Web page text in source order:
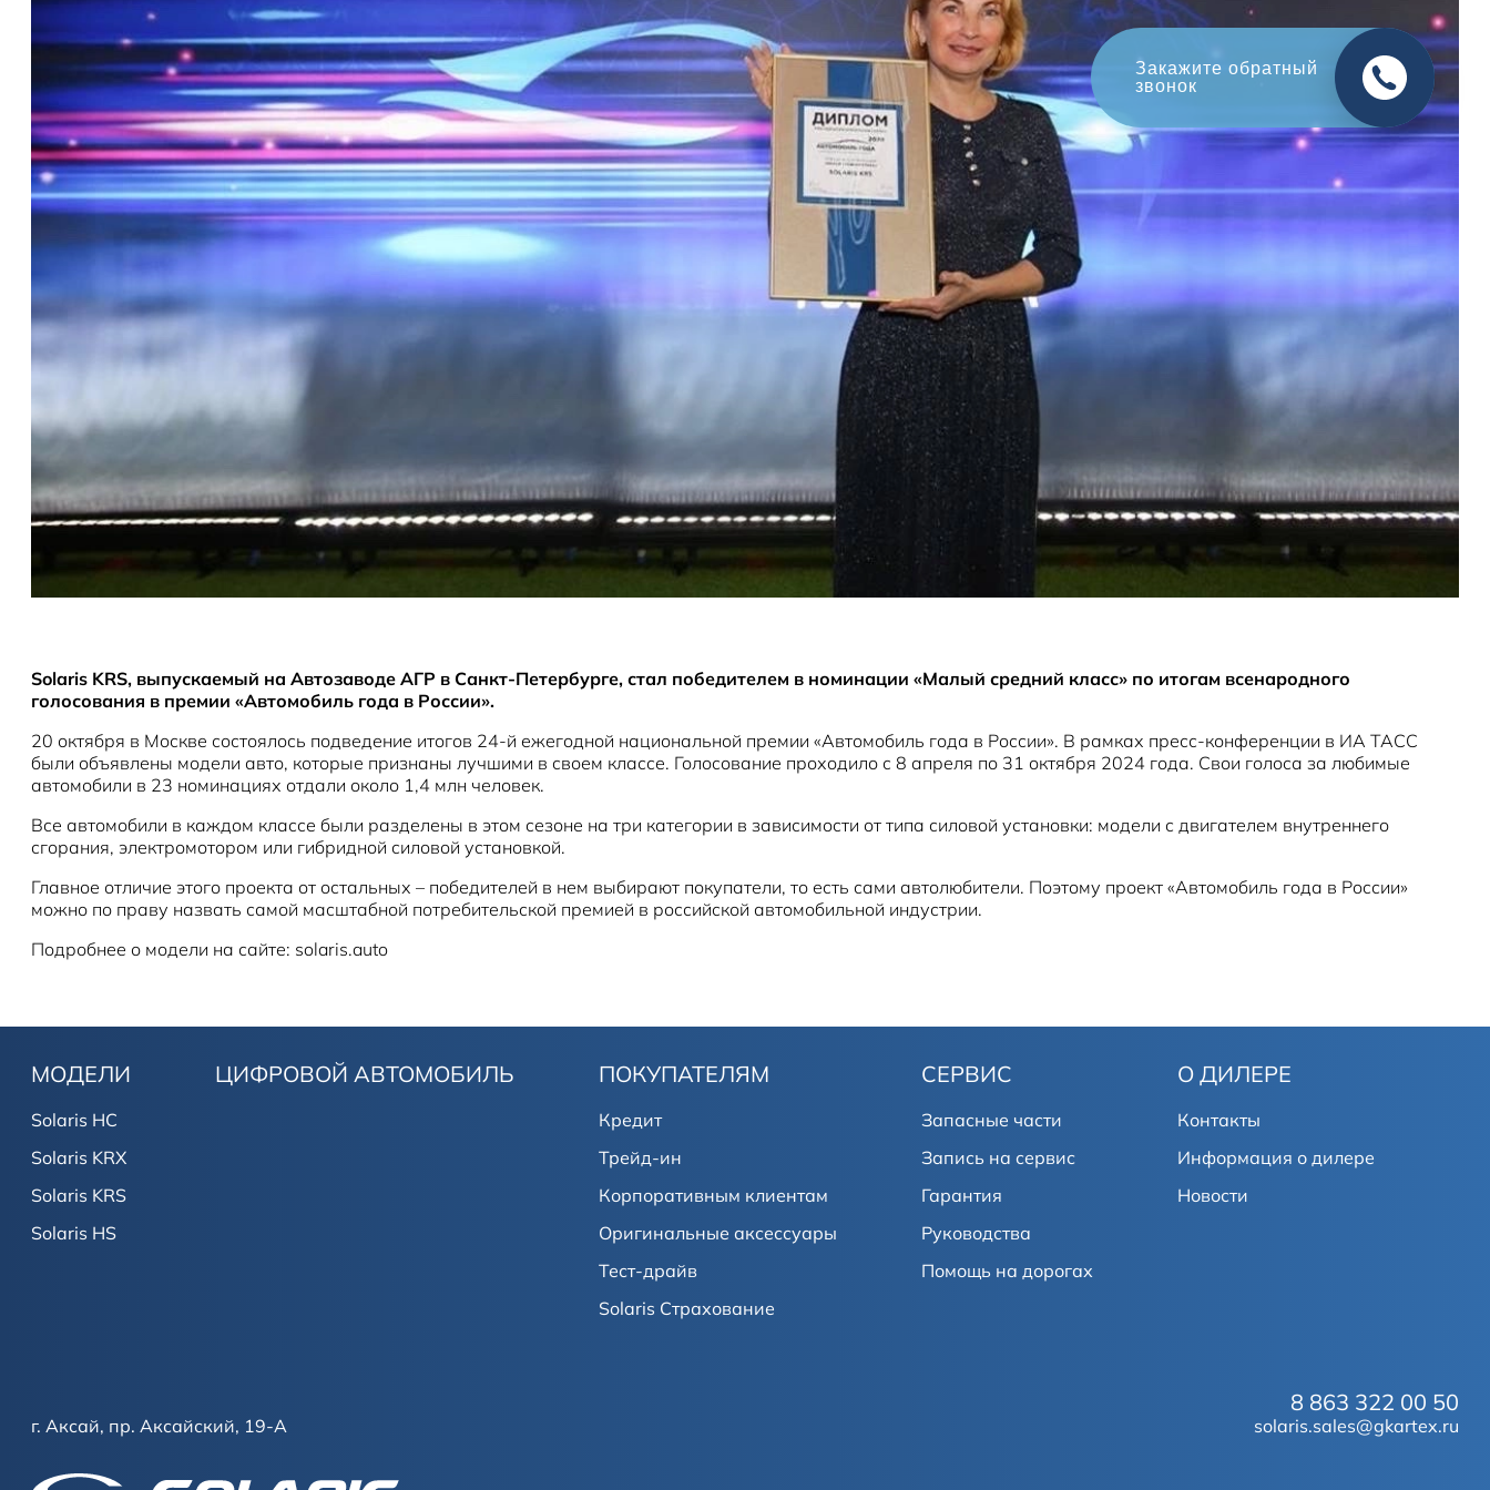
Solaris KRS, выпускаемый на Автозаводе АГР в Санкт-Петербурге, стал победителем в номинации «Малый средний класс» по итогам всенародного
голосования в премии «Автомобиль года в России».
20 октября в Москве состоялось подведение итогов 24-й ежегодной национальной премии «Автомобиль года в России». В рамках пресс-конференции в ИА ТАСС
были объявлены модели авто, которые признаны лучшими в своем классе. Голосование проходило с 8 апреля по 31 октября 2024 года. Свои голоса за любимые
автомобили в 23 номинациях отдали около 1,4 млн человек.
Все автомобили в каждом классе были разделены в этом сезоне на три категории в зависимости от типа силовой установки: модели с двигателем внутреннего
сгорания, электромотором или гибридной силовой установкой.
Главное отличие этого проекта от остальных – победителей в нем выбирают покупатели, то есть сами автолюбители. Поэтому проект «Автомобиль года в России»
можно по праву назвать самой масштабной потребительской премией в российской автомобильной индустрии.
Подробнее о модели на сайте: solaris.auto
МОДЕЛИ
Solaris HC
Solaris KRX
Solaris KRS
Solaris HS
ЦИФРОВОЙ АВТОМОБИЛЬ ПОКУПАТЕЛЯМ
Кредит
Трейд-ин
Корпоративным клиентам
Оригинальные аксессуары
Тест-драйв
Solaris Страхование
СЕРВИС
Запасные части
Запись на сервис
Гарантия
Руководства
Помощь на дорогах
О ДИЛЕРЕ
Контакты
Информация о дилере
Новости
г. Аксай, пр. Аксайский, 19-А
8 863 322 00 50
solaris.sales@gkartex.ru
Оцените свой авто
в обмен на новый